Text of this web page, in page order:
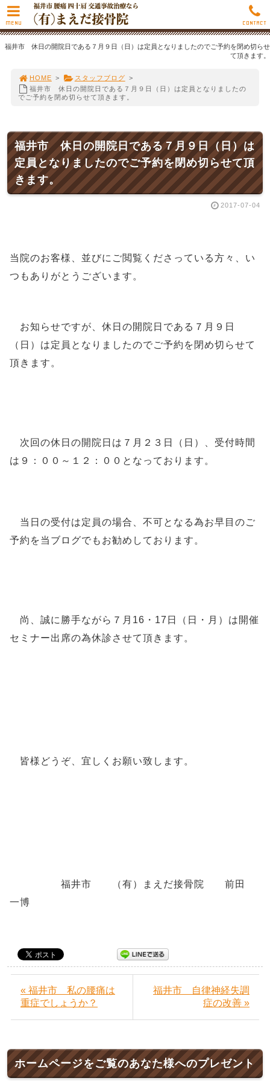
福井市 休日の開院日である７月９日（日）は定員となりましたのでご予約を閉め切らせ
て頂きます。
HOME > スタッフブログ >
福井市 休日の開院日である７月９日（日）は定員となりましたの
でご予約を閉め切らせて頂きます。
福井市 休日の開院日である７月９日（日）は
定員となりましたのでご予約を閉め切らせて頂
きます。
2017-07-04
当院のお客様、並びにご閲覧くださっている方々、い
つもありがとうございます。
お知らせですが、休日の開院日である７月９ 日
（日）は定員となりましたのでご予約を閉め切らせて
頂きます。
次回の休日の開院日は７ 月２３日（日）、受付時間
は９：００～１２：００となっております。
当日の受付は定員の場合、不可となる為お早目のご
予約を当ブログでもお勧めしております。
尚、誠に勝手ながら７月16・17日（日・月） は開催
セミナー出席の為休診させて頂きます。
皆様どうぞ、宜しくお願い致します。
福井市 （有）まえだ接骨院 前田
一博
« 福井市 私の腰痛は
重症でしょうか？
福井市 自律神経失調
症の改善 »
ホームページをご覧のあなた様へのプレゼント
MENU CONTACT